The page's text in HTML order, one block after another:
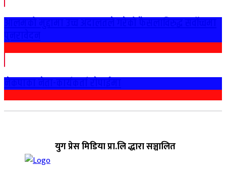
युग प्रेस मिडिया प्रा.लि द्धारा सञ्चालित